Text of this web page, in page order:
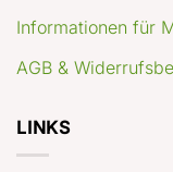
Informationen für
AGB &
LINKS